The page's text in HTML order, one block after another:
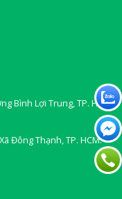
Bình Lợi Trung, TP. Hồ
Đông Thạnh, TP. HCM.